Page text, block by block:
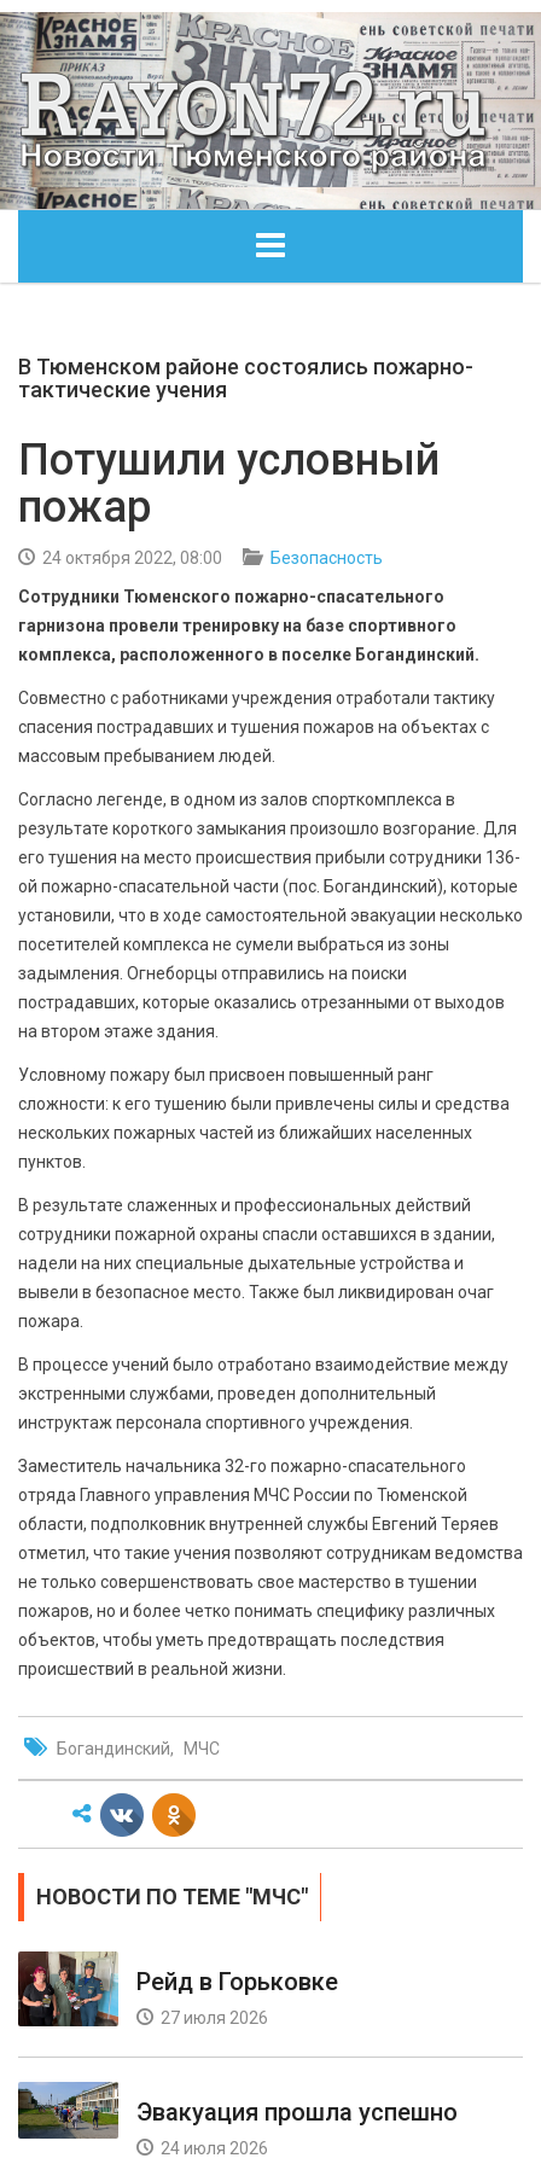
ОБЩЕСТВО
КУЛЬТУРА
БЕЗОПАСНОСТЬ
В Тюменском районе состоялись пожарно-
тактические учения
Потушили условный
пожар
24 октября 2022, 08:00
Безопасность
Сотрудники Тюменского пожарно-спасательного
гарнизона провели тренировку на базе спортивного
комплекса, расположенного в поселке Богандинский.
Совместно с работниками учреждения отработали тактику
спасения пострадавших и тушения пожаров на объектах с
массовым пребыванием людей.
Согласно легенде, в одном из залов спорткомплекса в
результате короткого замыкания произошло возгорание. Для
его тушения на место происшествия прибыли сотрудники 136-
ой пожарно-спасательной части (пос. Богандинский), которые
установили, что в ходе самостоятельной эвакуации несколько
посетителей комплекса не сумели выбраться из зоны
задымления. Огнеборцы отправились на поиски
пострадавших, которые оказались отрезанными от выходов
на втором этаже здания.
Условному пожару был присвоен повышенный ранг
сложности: к его тушению были привлечены силы и средства
нескольких пожарных частей из ближайших населенных
пунктов.
В результате слаженных и профессиональных действий
сотрудники пожарной охраны спасли оставшихся в здании,
надели на них специальные дыхательные устройства и
вывели в безопасное место. Также был ликвидирован очаг
пожара.
В процессе учений было отработано взаимодействие между
экстренными службами, проведен дополнительный
инструктаж персонала спортивного учреждения.
Заместитель начальника 32-го пожарно-спасательного
отряда Главного управления МЧС России по Тюменской
области, подполковник внутренней службы Евгений Теряев
отметил, что такие учения позволяют сотрудникам ведомства
не только совершенствовать свое мастерство в тушении
пожаров, но и более четко понимать специфику различных
объектов, чтобы уметь предотвращать последствия
происшествий в реальной жизни.
Богандинский МЧС
НОВОСТИ ПО ТЕМЕ "МЧС"
Рейд в Горьковке
27 июля 2026
Эвакуация прошла успешно
24 июля 2026